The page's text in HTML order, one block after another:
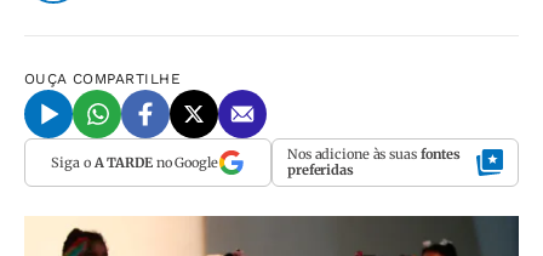
OUÇA COMPARTILHE
Siga o A TARDEno Google Nos adicione às suas fontes
preferidas